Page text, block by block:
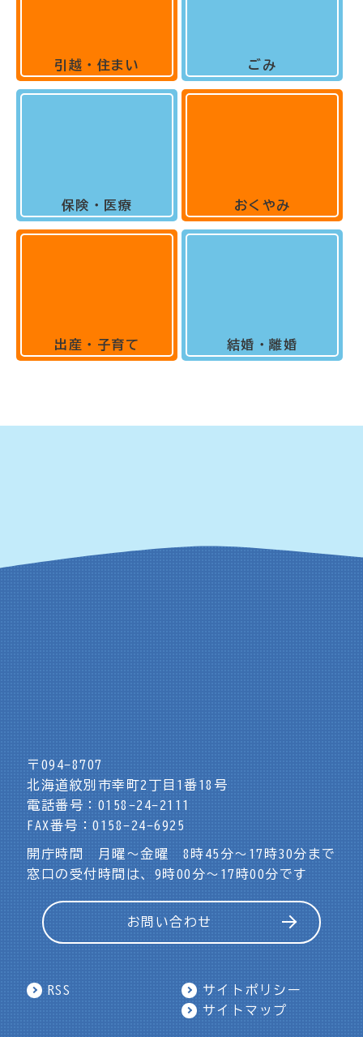
引越・住まい
保険・医療
出産・子育て
ごみ
おくやみ
結婚・離婚
〒094-8707
北海道紋別市幸町2丁目1番18号
電話番号：0158-24-2111
FAX番号：0158-24-6925
開庁時間 月曜～金曜 8時45分～17時30分まで
窓口の受付時間は、9時00分～17時00分です
お問い合わせ
RSS
サイトポリシー
サイトマップ